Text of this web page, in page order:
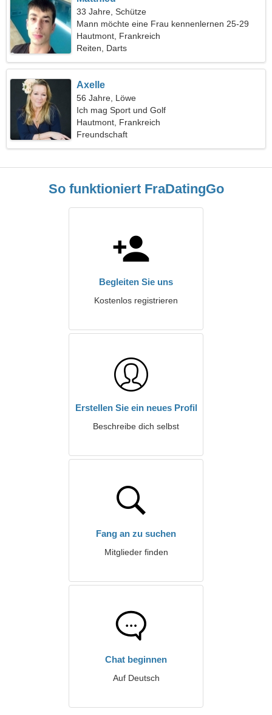
33 Jahre, Schütze
Mann möchte eine Frau kennenlernen 25-29
Hautmont, Frankreich
Reiten, Darts
Axelle
56 Jahre, Löwe
Ich mag Sport und Golf
Hautmont, Frankreich
Freundschaft
So funktioniert FraDatingGo
Begleiten Sie uns
Kostenlos registrieren
Erstellen Sie ein neues Profil
Beschreibe dich selbst
Fang an zu suchen
Mitglieder finden
Chat beginnen
Auf Deutsch